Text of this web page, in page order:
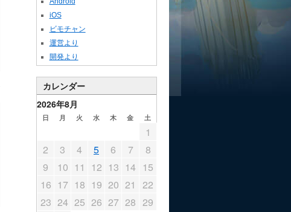
iOS
ビモチャン
運営より
開発より
カレンダー
2026年8月
日 月 火 水 木 金 土
1
2
3 4 5 6 7
8
9
10 11 12 13 14 15
16 17 18 19 20 21
22
23 24 25 26 27 28 29